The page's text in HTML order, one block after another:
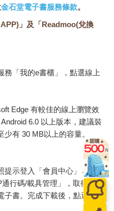
金石堂電子書服務條款。
」及「Readmoo(兌換
「我的e書櫃」，點選線上
Edge 有較佳的線上瀏覽效
6.0 以上版本，建議裝
有 30 MB以上的容量。
提示登入「會員中心」→「我
行碼/載具管理」，取得通行
子書。完成下載後，點選任一